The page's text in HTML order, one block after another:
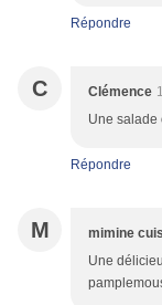
Répondre
C Clémence
Une salade
Répondre
M mimine
Une